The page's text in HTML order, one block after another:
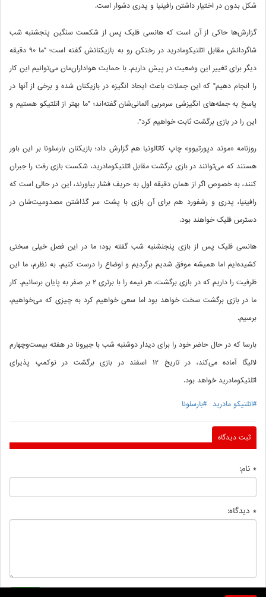
شکل بدون در اختیار داشتن رافینیا و پدری دشوار است.
گزارش‌ها حاکی از آن است که هانسی فلیک پس از شکست سنگین پنجشنبه شب
شاگردانش مقابل اتلتیکومادرید در رختکن رو به بازیکنانش گفته است؛ "ما 90 دقیقه
دیگر برای تغییر این وضعیت در پیش داریم. با حمایت هواداران‌مان می‌توانیم این کار
را انجام دهیم" که این جملات باعث ایحاد انگیزه در بازیکنان شده و برخی از آنها در
پاسخ به جمله‌های انگیزشی سرمربی آلمانی‌شان گفته‌اند؛ "ما بهتر از اتلتیکو هستیم و
این را در بازی برگشت ثابت خواهیم کرد".
روزنامه «موند دپورتیوو» چاپ کاتالونیا هم گزارش داد؛ بازیکنان بارسلونا بر این باور
هستند که می‌توانند در بازی برگشت مقابل اتلتیکومادرید، شکست بازی رفت را جبران
کنند، به خصوص اگر از همان دقیقه اول به حریف فشار بیاورند، این در حالی است که
رافینیا، پدری و رشفورد هم برای آن بازی با پشت‌ سر گذاشتن مصدومیت‌شان در
دسترس فلیک خواهند بود.
هانسی فلیک پس از بازی پنجنشنبه شب گفته بود: ما در این فصل خیلی سختی
کشیده‌ایم اما همیشه موفق شدیم برگردیم و اوضاع را درست کنیم. به نظرم، ما این
ظرفیت را داریم که در بازی برگشت، هر نیمه را با برتری 2 بر صفر به پایان برسانیم. کار
ما در بازی برگشت سخت خواهد بود اما سعی خواهیم کرد به چیزی که می‌خواهیم،
برسیم.
بارسا که در حال حاضر خود را برای دیدار دوشنبه شب با جیرونا در هفته بیست‌وچهارم
لالیگا آماده می‌کند، در تاریخ 12 اسفند در بازی برگشت در نوکمپ پذیرای
اتلتیکومادرید خواهد بود.
#اتلتیکو مادرید #بارسلونا
ثبت دیدگاه
* نام:
* دیدگاه: